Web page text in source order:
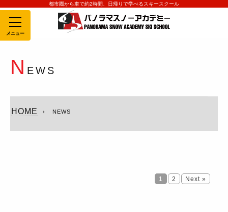
都市圏から車で約2時間、日帰りで学べるスキースクール
MENU
N EWS
HOME NEWS
1 2 Next »